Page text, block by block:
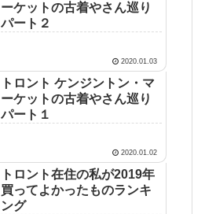
ーケットの古着やさん巡り
パート２
2020.01.03
トロント ケンジントン・マ
ーケットの古着やさん巡り
パート１
2020.01.02
トロント在住の私が2019年
買ってよかったものランキ
ング